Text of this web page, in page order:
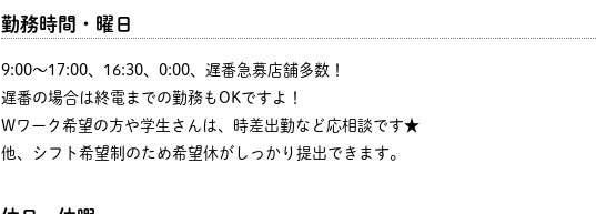
勤務時間・曜日
9:00〜17:00、16:30、0:00、遅番急募店舗多数！
遅番の場合は終電までの勤務もOKですよ！
Wワーク希望の方や学生さんは、時差出勤など応相談です★
他、シフト希望制のため希望休がしっかり提出できます。